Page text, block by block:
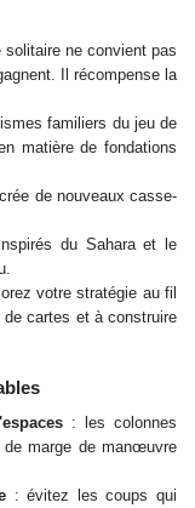
solitaire ne convient pas
Il récompense la
familiers du jeu de
matière de fondations
de nouveaux casse-
du Sahara et le
votre stratégie au fil
cartes et à construire
: les colonnes
marge de manœuvre
: évitez les coups qui